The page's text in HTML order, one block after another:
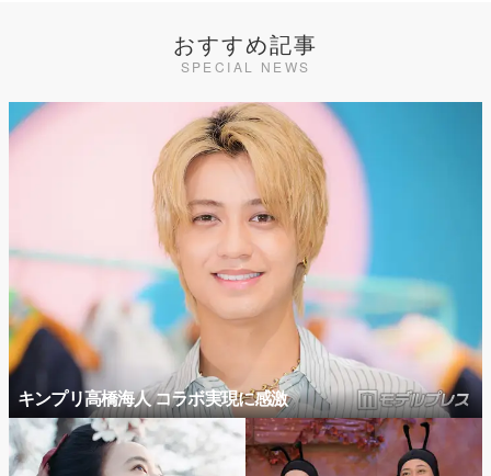
おすすめ記事
SPECIAL NEWS
キンプリ高橋海人 コラボ実現に感激